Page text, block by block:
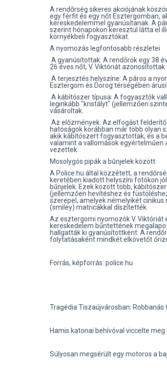
A rendőrség sikeres akciójának
egy férfit és egy nőt Esztergomban,
kereskedelemmel gyanúsítanak. A
szerint hónapokon keresztül látta el
környékbeli fogyasztókat.
A nyomozás legfontosabb részletei
A gyanúsítottak: A rendőrök egy 38
26 éves nőt, V. Viktóriát azonosítottak
A terjesztés helyszíne: A páros a
Esztergom és Dorog térségében
A kábítószer típusa: A fogyasztók
leginkább "kristályt" (jellemzően
vásároltak.
Az előzmények: Az elfogást
hatóságok korábban már több olyan
akik kábítószert fogyasztottak, és a
valamint a vallomások egyértelműen
vezettek.
Mosolygós pipák a bűnjelek között
A Police.hu által közzétett, a
keretében kiadott helyszíni fotókon
bűnjelek. Ezek között több,
(jellemzően hevítéshez és
szerepel, amelyek némelyikét cinikus
(smiley) matricákkal díszítették.
Az esztergomi nyomozók V. Viktóriát
kereskedelem bűntettének
hallgatták ki gyanúsítottként. A
folytatásaként mindkét elkövetőt
Forrás, képforrás: police.hu
Tragédia Tiszaújvárosban:
Hamis katonai behívóval viccelte
Súlyosan megsérült egy motoros a